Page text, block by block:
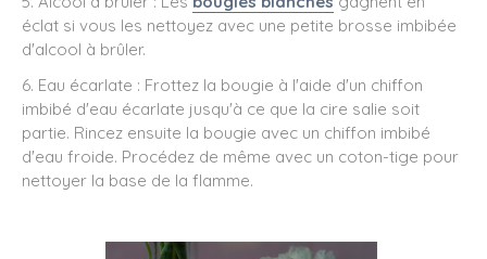
éclat si vous les nettoyez avec une petite brosse imbibée
d'alcool à brûler.
6. Eau écarlate : Frottez la bougie à l'aide d'un chiffon
imbibé d'eau écarlate jusqu'à ce que la cire salie soit
partie. Rincez ensuite la bougie avec un chiffon imbibé
d'eau froide. Procédez de même avec un coton-tige pour
nettoyer la base de la flamme.